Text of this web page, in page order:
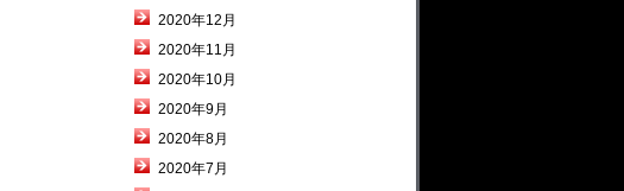
2020年12月
2020年11月
2020年10月
2020年9月
2020年8月
2020年7月